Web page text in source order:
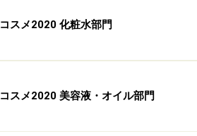
！】All About スキンケアガイ
スメ2020 化粧水部門
スメ2020 美容液・オイル部門